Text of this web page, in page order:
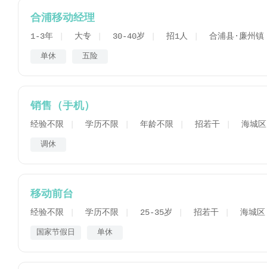
合浦移动经理
1-3年 大专 30-40岁 招1人 合浦县·廉州镇
单休 五险
销售（手机）
经验不限 学历不限 年龄不限 招若干 海城区
调休
移动前台
经验不限 学历不限 25-35岁 招若干 海城区
国家节假日 单休